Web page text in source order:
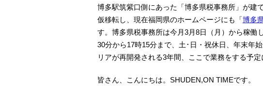
博多駅筑紫口側にあった「博多県税事務所」が建
仮移転し、現在福岡県のホームページにも「博多
す。博多県税事務所は今月3月8日（月）から稼働
30分から17時15分まで、土･日・祝休日、年末年
リアが再開発される3年間、ここで業務をする予定
皆さん、こんにちは。SHUDEN,ON TIMEです。